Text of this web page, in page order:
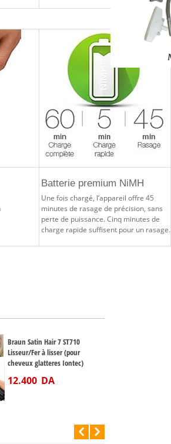
Batterie premium NiMH
Une fois chargé, l’appareil offre 45
minutes de rasage de précision, sans
perte de puissance. Cinq minutes de
charge rapide suffisent pour un rasage.
Braun Satin Hair 7 ST710
Lisseur/Fer à lisser (pour
cheveux glatteres Iontec)
12.400 DA